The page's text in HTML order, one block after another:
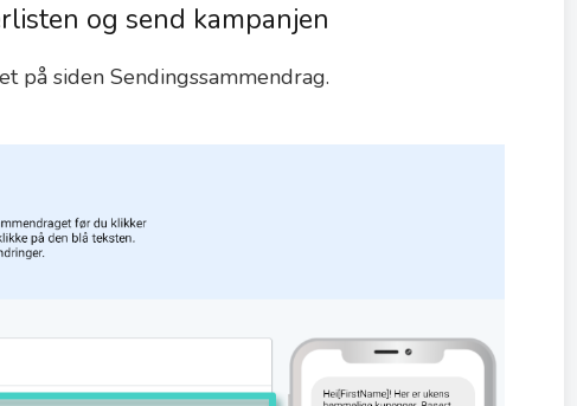
og send kampanjen
på siden Sendingssammendrag.